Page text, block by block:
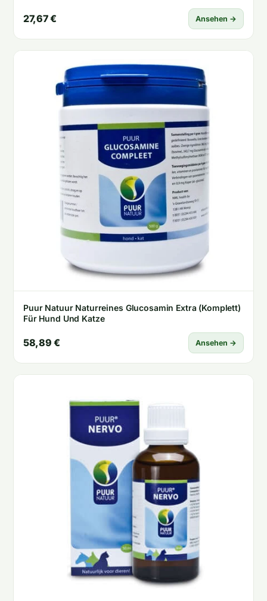
27,67 € Ansehen →
Puur Natuur Naturreines Glucosamin Extra (Komplett)
Für Hund Und Katze
58,89 € Ansehen →